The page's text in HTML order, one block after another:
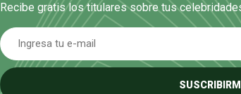
Recibe gratis los titulares sobre tus